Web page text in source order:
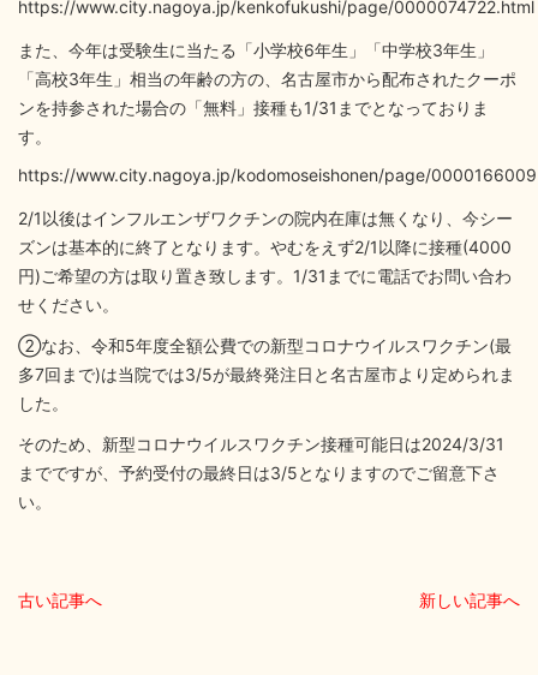
https://www.city.nagoya.jp/kenkofukushi/page/0000074722.html
また、今年は受験生に当たる「小学校6年生」「中学校3年生」
「高校3年生」相当の年齢の方の、名古屋市から配布されたクーポ
ンを持参された場合の「無料」接種も1/31までとなっておりま
す。
https://www.city.nagoya.jp/kodomoseishonen/page/
2/1以後はインフルエンザワクチンの院内在庫は無くなり、今シー
ズンは基本的に終了となります。やむをえず2/1以降に接種(4000
円)ご希望の方は取り置き致します。1/31までに電話でお問い合わ
せください。
②なお、令和5年度全額公費での新型コロナウイルスワクチン(最
多7回まで)は当院では3/5が最終発注日と名古屋市より定められま
した。
そのため、新型コロナウイルスワクチン接種可能日は2024/3/31
までですが、予約受付の最終日は3/5となりますのでご留意下さ
い。
古い記事へ 新しい記事へ